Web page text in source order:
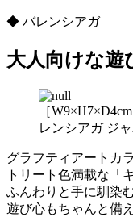
◆ バレンシアガ
大人向けな遊
［
レンシアガ ジャ
グラフティアートカ
トリート色満載な「
ふんわりと手に馴染
遊び心もちゃんと備